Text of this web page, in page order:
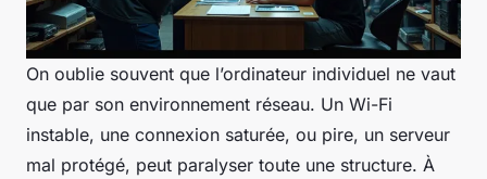
On oublie souvent que l’ordinateur individuel ne vaut
que par son environnement réseau. Un Wi-Fi
instable, une connexion saturée, ou pire, un serveur
mal protégé, peut paralyser toute une structure. À